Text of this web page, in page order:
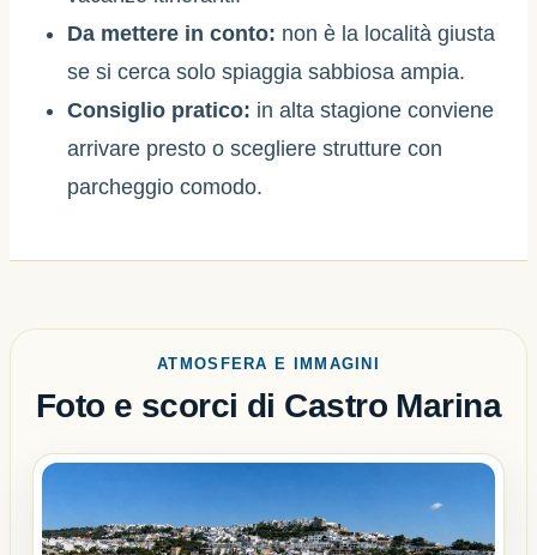
Da mettere in conto: non è la località giusta
se si cerca solo spiaggia sabbiosa ampia.
Consiglio pratico: in alta stagione conviene
arrivare presto o scegliere strutture con
parcheggio comodo.
ATMOSFERA E IMMAGINI
Foto e scorci di Castro Marina